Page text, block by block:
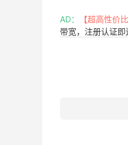
AD： 【超高性价
带宽，注册认证即